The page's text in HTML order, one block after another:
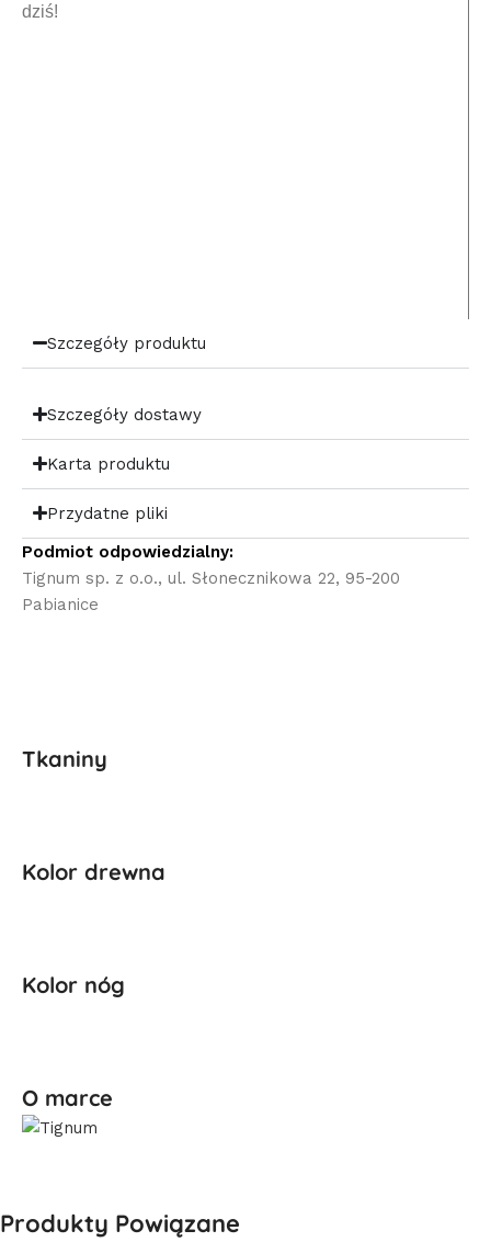
dziś!
Szczegóły produktu
Szczegóły dostawy
Karta produktu
Przydatne pliki
Podmiot odpowiedzialny:
Tignum sp. z o.o., ul. Słonecznikowa 22, 95-200
Pabianice
Tkaniny
Kolor drewna
Kolor nóg
O marce
Produkty Powiązane